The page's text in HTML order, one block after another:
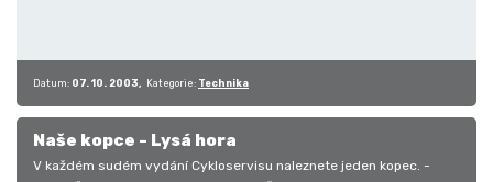
Datum: 07. 10. 2003 Kategorie: Technika
Naše kopce - Lysá hora
V každém sudém vydání Cykloservisu naleznete jeden kopec. -